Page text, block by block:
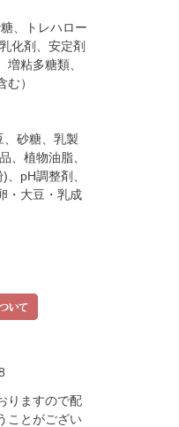
、トレハロー
化剤、安定剤
粘多糖類、
む）
砂糖、乳製
、植物油脂、
pH調整剤、
・大豆・乳成
りますので配
ことがござい